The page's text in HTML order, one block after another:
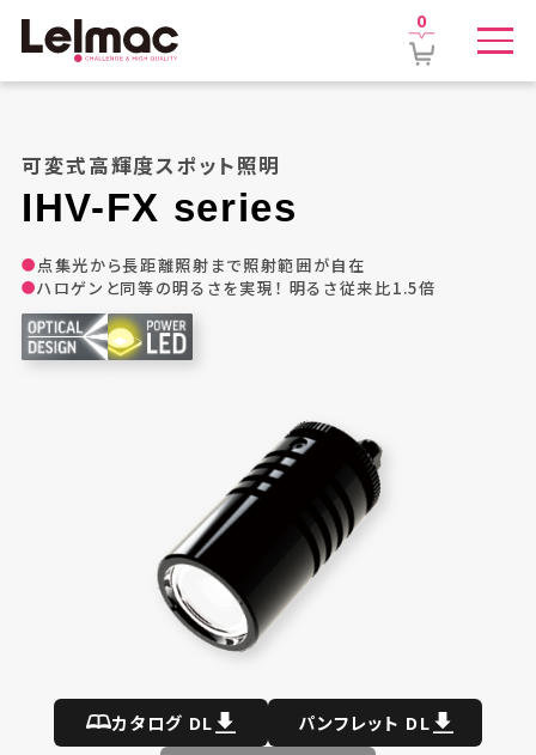
0
可変式高輝度スポット照明
IHV-FX series
点集光から長距離照射まで照射範囲が自在
ハロゲンと同等の明るさを実現！ 明るさ従来比1.5倍
カタログ DL
パンフレット DL